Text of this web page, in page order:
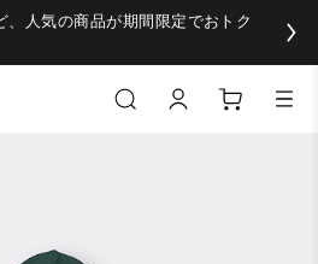
、人気の商品が期間限定でおトク